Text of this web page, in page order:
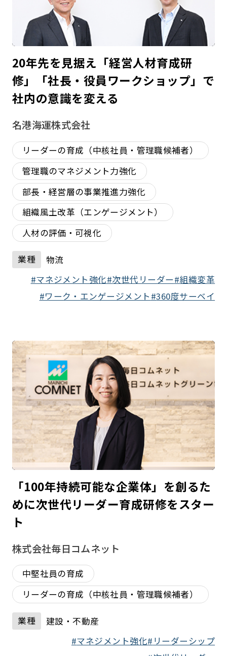
20年先を見据え「経営人材育成研
修」「社長・役員ワークショップ」で
社内の意識を変える
名港海運株式会社
リーダーの育成（中核社員・管理職候補者）
管理職のマネジメント力強化
部長・経営層の事業推進力強化
組織風土改革（エンゲージメント）
人材の評価・可視化
業種
物流
マネジメント強化 次世代リーダー 組織変革
ワーク・エンゲージメント 360度サーベイ
「100年持続可能な企業体」を創るた
めに次世代リーダー育成研修をスター
ト
株式会社毎日コムネット
中堅社員の育成
リーダーの育成（中核社員・管理職候補者）
業種
建設・不動産
マネジメント強化
リーダーシップ